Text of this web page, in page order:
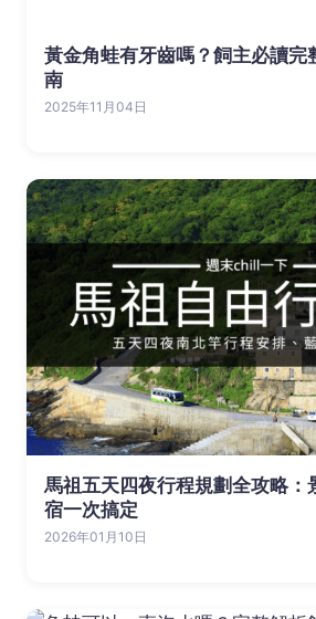
黃金角蛙有牙齒嗎？飼主必讀完
南
2025年11月04日
馬祖五天四夜行程規劃全攻略：
宿一次搞定
2026年01月10日